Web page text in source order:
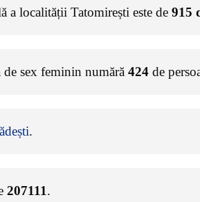
a localității Tatomirești este de 915
sex feminin numără 424 de
.
207111.